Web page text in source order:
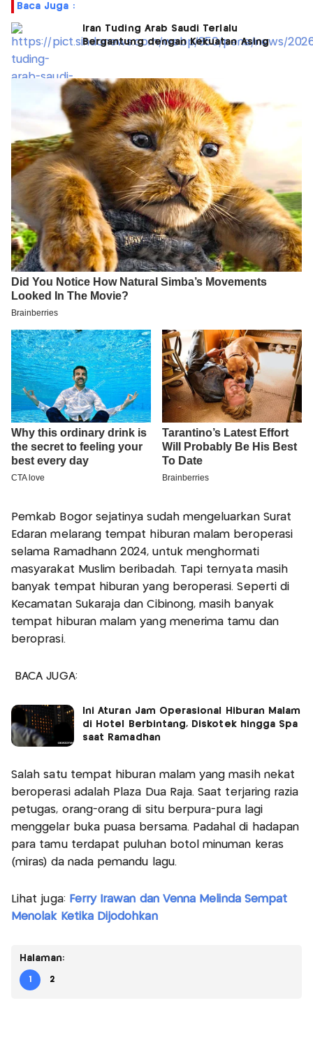
Baca Juga :
Iran Tuding Arab Saudi Terlalu
Bergantung dengan Kekuatan Asing
Pemkab Bogor sejatinya sudah mengeluarkan Surat
Edaran melarang tempat hiburan malam beroperasi
selama Ramadhann 2024, untuk menghormati
masyarakat Muslim beribadah. Tapi ternyata masih
banyak tempat hiburan yang beroperasi. Seperti di
Kecamatan Sukaraja dan Cibinong, masih banyak
tempat hiburan malam yang menerima tamu dan
beroprasi.
BACA JUGA:
Ini Aturan Jam Operasional Hiburan Malam
di Hotel Berbintang, Diskotek hingga Spa
saat Ramadhan
Salah satu tempat hiburan malam yang masih nekat
beroperasi adalah Plaza Dua Raja. Saat terjaring razia
petugas, orang-orang di situ berpura-pura lagi
menggelar buka puasa bersama. Padahal di hadapan
para tamu terdapat puluhan botol minuman keras
(miras) da nada pemandu lagu.
Lihat juga: Ferry Irawan dan Venna Melinda Sempat
Menolak Ketika Dijodohkan
Halaman:
1 2